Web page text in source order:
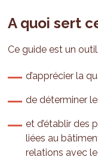
A quoi sert
Ce guide est un
d’apprécier la
de déterminer
et d’établir des
liées au
relations avec le